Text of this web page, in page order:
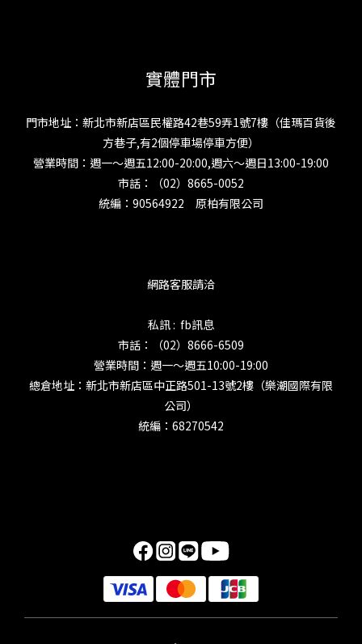
實體門市
門市地址：新北市新店區民權路42巷59弄1號7樓（佳瑪百貨後
方巷子,有2個停車場停車方便）
營業時間：週一～週五12:00-20:00,週六～週日13:00-19:00
市話：（02）8665-0052
統編：90564922 原柏有限公司
網路客服請洽
私訊 : fb訊息
市話：（02）8666-6509
營業時間：週一～週五10:00-19:00
總倉地址：新北市新店區中正路501-13號2樓（樂潮國際有限
公司）
統編：68270542